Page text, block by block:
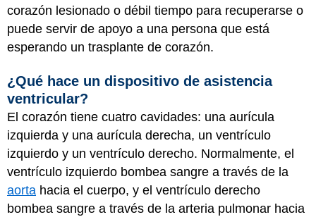
corazón lesionado o débil tiempo para recuperarse o
puede servir de apoyo a una persona que está
esperando un trasplante de corazón.
¿Qué hace un dispositivo de asistencia
ventricular?
El corazón tiene cuatro cavidades: una aurícula
izquierda y una aurícula derecha, un ventrículo
izquierdo y un ventrículo derecho. Normalmente, el
ventrículo izquierdo bombea sangre a través de la
aorta hacia el cuerpo, y el ventrículo derecho
bombea sangre a través de la arteria pulmonar hacia